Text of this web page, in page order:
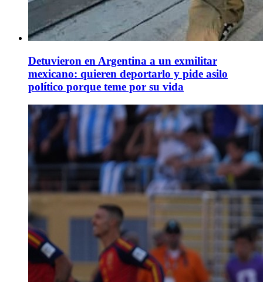
Detuvieron en Argentina a un exmilitar
mexicano: quieren deportarlo y pide asilo
político porque teme por su vida